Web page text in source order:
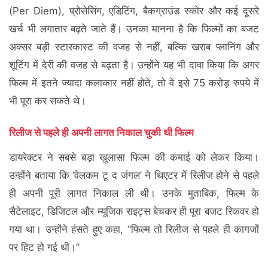
(Per Diem), प्रोसेसिंग, एडिटिंग, बैकग्राउंड स्कोर और कई दूसरे
खर्च भी लगातार बढ़ते जाते हैं। उनका मानना है कि फिल्मों का बजट
अक्सर बड़ी स्टारकास्ट की वजह से नहीं, बल्कि खराब प्लानिंग और
शूटिंग में देरी की वजह से बढ़ता है। उन्होंने यह भी दावा किया कि अगर
फिल्म में इतने ज्यादा कलाकार नहीं होते, तो वे इसे 75 करोड़ रुपये में
भी पूरा कर सकते थे।
रिलीज से पहले ही अपनी लागत निकाल चुकी थी फिल्म
डायरेक्टर ने सबसे बड़ा खुलासा फिल्म की कमाई को लेकर किया।
उन्होंने बताया कि ‘वेलकम टू द जंगल’ ने थिएटर में रिलीज होने से पहले
ही अपनी पूरी लागत निकाल ली थी। उनके मुताबिक, फिल्म के
सैटेलाइट, डिजिटल और म्यूजिक राइट्स बेचकर ही पूरा बजट रिकवर हो
गया था। उन्होंने हंसते हुए कहा, “फिल्म तो रिलीज से पहले ही कागजों
पर हिट हो गई थी।”